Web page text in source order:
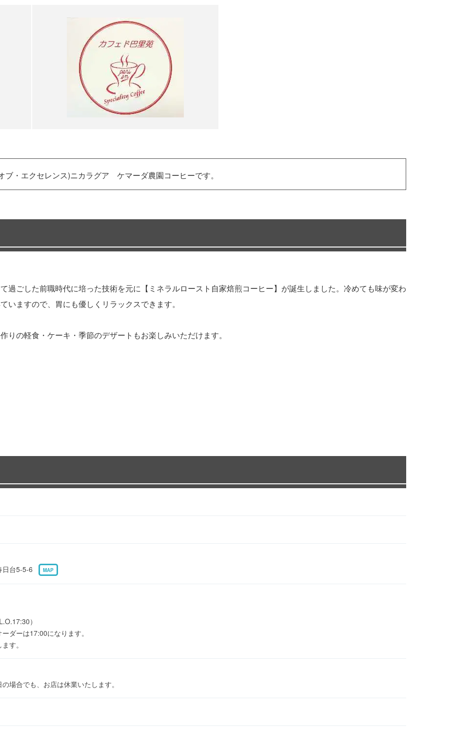
・エクセレンス)ニカラグア ケマーダ農園コーヒーです。
過ごした前職時代に培った技術を元に【ミネラルロースト自家焙煎コーヒー】が誕生しました。冷めても味が変わ
いますので、胃にも優しくリラックスできます。
りの軽食・ケーキ・季節のデザートもお楽しみいただけます。
日台5-5-6
MAP
）
ダーは17:00になります。
す。
場合でも、お店は休業いたします。